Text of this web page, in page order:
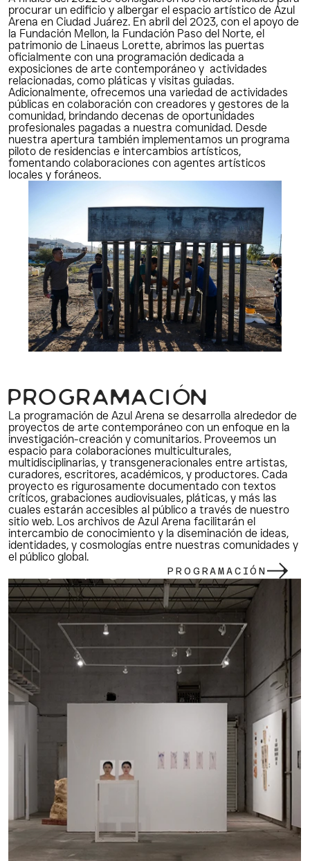
procurar un edificio y albergar el espacio artístico de Azul
Arena en Ciudad Juárez. En abril del 2023, con el apoyo de
la Fundación Mellon, la Fundación Paso del Norte, el
patrimonio de Linaeus Lorette, abrimos las puertas
oficialmente con una programación dedicada a
exposiciones de arte contemporáneo y  actividades
relacionadas, como pláticas y visitas guiadas.
Adicionalmente, ofrecemos una variedad de actividades
públicas en colaboración con creadores y gestores de la
comunidad, brindando decenas de oportunidades
profesionales pagadas a nuestra comunidad. Desde
nuestra apertura también implementamos un programa
piloto de residencias e intercambios artísticos,
fomentando colaboraciones con agentes artísticos
locales y foráneos.
PROGRAMACIÓN
La programación de Azul Arena se desarrolla alrededor de
proyectos de arte contemporáneo con un enfoque en la
investigación-creación y comunitarios. Proveemos un
espacio para colaboraciones multiculturales,
multidisciplinarias, y transgeneracionales entre artistas,
curadores, escritores, académicos, y productores. Cada
proyecto es rigurosamente documentado con textos
críticos, grabaciones audiovisuales, pláticas, y más las
cuales estarán accesibles al público a través de nuestro
sitio web. Los archivos de Azul Arena facilitarán el
intercambio de conocimiento y la diseminación de ideas,
identidades, y cosmologías entre nuestras comunidades y
el público global.
PROGRAMACIÓN